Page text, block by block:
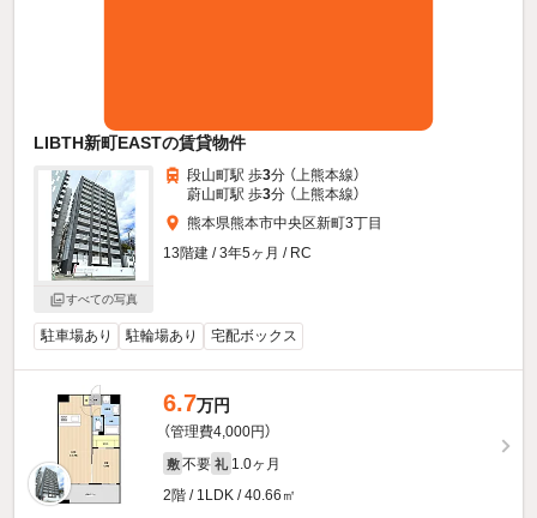
LIBTH新町EASTの賃貸物件
すべての写真
段山町駅 歩3分 （上熊本線）
蔚山町駅 歩3分 （上熊本線）
熊本県熊本市中央区新町3丁目
13階建 / 3年5ヶ月 / RC
駐車場あり 駐輪場あり 宅配ボックス
6.7万円
（管理費4,000円）
敷 不要 礼 1.0ヶ月
2階 / 1LDK / 40.66㎡